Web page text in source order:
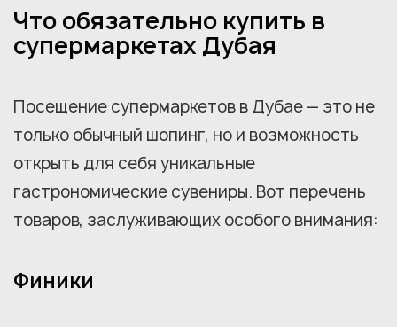
Что обязательно купить в
супермаркетах Дубая
Посещение супермаркетов в Дубае — это не
только обычный шопинг, но и возможность
открыть для себя уникальные
гастрономические сувениры. Вот перечень
товаров, заслуживающих особого внимания:
Финики